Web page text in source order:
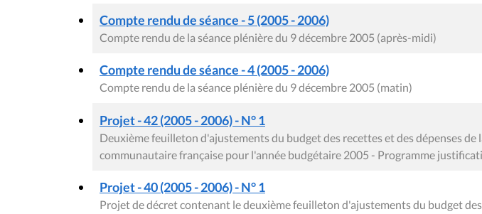
Compte rendu de séance - 5 (2005 - 2006)
Compte rendu de la séance plénière du 9 décembre 2005 (après-midi)
Compte rendu de séance - 4 (2005 - 2006)
Compte rendu de la séance plénière du 9 décembre 2005 (matin)
Projet - 42 (2005 - 2006) - N° 1
Deuxième feuilleton d'ajustements du budget des recettes et des dépenses de
communautaire française pour l'année budgétaire 2005 - Programme
Projet - 40 (2005 - 2006) - N° 1
Projet de décret contenant le deuxième feuilleton d'ajustements du budget